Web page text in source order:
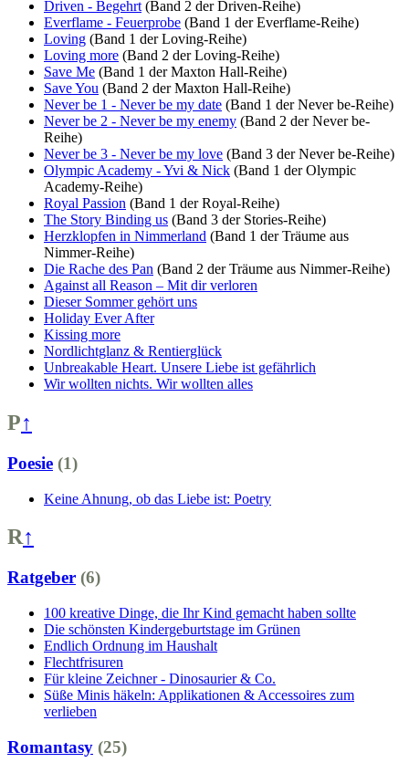
Driven - Begehrt (Band 2 der Driven-Reihe)
Everflame - Feuerprobe (Band 1 der Everflame-Reihe)
Loving (Band 1 der Loving-Reihe)
Loving more (Band 2 der Loving-Reihe)
Save Me (Band 1 der Maxton Hall-Reihe)
Save You (Band 2 der Maxton Hall-Reihe)
Never be 1 - Never be my date (Band 1 der Never be-Reihe)
Never be 2 - Never be my enemy (Band 2 der Never be-
Reihe)
Never be 3 - Never be my love (Band 3 der Never be-Reihe)
Olympic Academy - Yvi & Nick (Band 1 der Olympic
Academy-Reihe)
Royal Passion (Band 1 der Royal-Reihe)
The Story Binding us (Band 3 der Stories-Reihe)
Herzklopfen in Nimmerland (Band 1 der Träume aus
Nimmer-Reihe)
Die Rache des Pan (Band 2 der Träume aus Nimmer-Reihe)
Against all Reason – Mit dir verloren
Dieser Sommer gehört uns
Holiday Ever After
Kissing more
Nordlichtglanz & Rentierglück
Unbreakable Heart. Unsere Liebe ist gefährlich
Wir wollten nichts. Wir wollten alles
P↑
Poesie (1)
Keine Ahnung, ob das Liebe ist: Poetry
R↑
Ratgeber (6)
100 kreative Dinge, die Ihr Kind gemacht haben sollte
Die schönsten Kindergeburtstage im Grünen
Endlich Ordnung im Haushalt
Flechtfrisuren
Für kleine Zeichner - Dinosaurier & Co.
Süße Minis häkeln: Applikationen & Accessoires zum
verlieben
Romantasy (25)